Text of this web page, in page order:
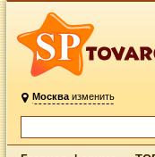
Москваизменить